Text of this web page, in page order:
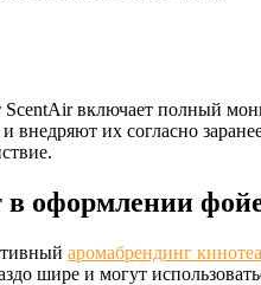
ScentAir включает полный
внедряют их согласно
в оформлении
аромабрендинг
шире и могут